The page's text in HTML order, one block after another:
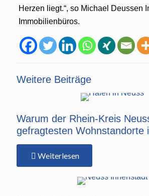
Herzen liegt.“, so Michael Deussen
Immobilienbüros.
Weitere Beiträge
Warum der Rhein-Kreis
gefragtesten Wohnstandorte
Weiterlesen